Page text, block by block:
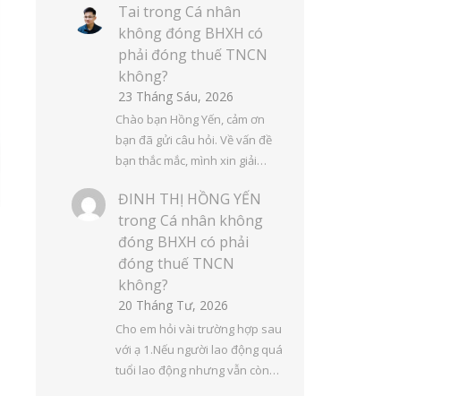
Tai trong Cá nhân
không đóng BHXH có
phải đóng thuế TNCN
không?
23 Tháng Sáu, 2026
Chào bạn Hồng Yến, cảm ơn
bạn đã gửi câu hỏi. Về vấn đề
bạn thắc mắc, mình xin giải…
ĐINH THỊ HỒNG YẾN
trong Cá nhân không
đóng BHXH có phải
đóng thuế TNCN
không?
20 Tháng Tư, 2026
Cho em hỏi vài trường hợp sau
với ạ 1.Nếu người lao động quá
tuổi lao động nhưng vẫn còn…